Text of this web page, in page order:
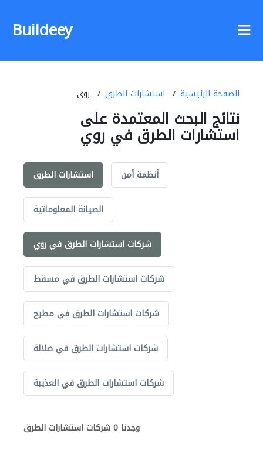
Buildeey
الصفحة الرئيسية استشارات الطرق روي
نتائج البحث المعتمدة على
استشارات الطرق في روي
استشارات الطرق أنظمة أمن
الصيانة المعلوماتية
شركات استشارات الطرق في روي
شركات استشارات الطرق في مسقط
شركات استشارات الطرق في مطرح
شركات استشارات الطرق في صلالة
شركات استشارات الطرق في العذيبة
وجدنا 0 شركات استشارات الطرق